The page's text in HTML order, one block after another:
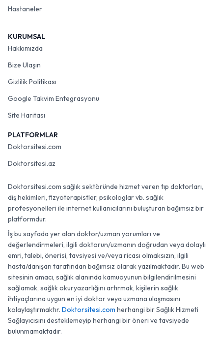
Hastaneler
KURUMSAL
Hakkımızda
Bize Ulaşın
Gizlilik Politikası
Google Takvim Entegrasyonu
Site Haritası
PLATFORMLAR
Doktorsitesi.com
Doktorsitesi.az
Doktorsitesi.com sağlık sektöründe hizmet veren tıp doktorları,
diş hekimleri, fizyoterapistler, psikologlar vb. sağlık
profesyonelleri ile internet kullanıcılarını buluşturan bağımsız bir
platformdur.
İş bu sayfada yer alan doktor/uzman yorumları ve
değerlendirmeleri, ilgili doktorun/uzmanın doğrudan veya dolaylı
emri, talebi, önerisi, tavsiyesi ve/veya ricası olmaksızın, ilgili
hasta/danışan tarafından bağımsız olarak yazılmaktadır. Bu web
sitesinin amacı, sağlık alanında kamuoyunun bilgilendirilmesini
sağlamak, sağlık okuryazarlığını artırmak, kişilerin sağlık
ihtiyaçlarına uygun en iyi doktor veya uzmana ulaşmasını
kolaylaştırmaktır. Doktorsitesi.com herhangi bir Sağlık Hizmeti
Sağlayıcısını desteklemeyip herhangi bir öneri ve tavsiyede
bulunmamaktadır.